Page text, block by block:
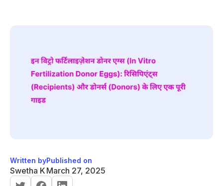
Written by
Swetha K
Published on
March 27, 2025